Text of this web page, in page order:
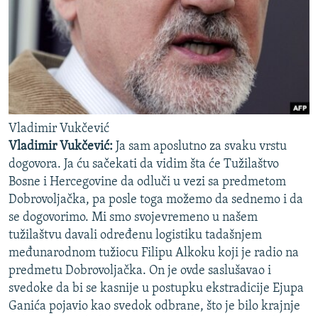
Vladimir Vukčević
Vladimir Vukčević: Ja sam aposlutno za svaku vrstu
dogovora. Ja ću sačekati da vidim šta će Tužilaštvo
Bosne i Hercegovine da odluči u vezi sa predmetom
Dobrovoljačka, pa posle toga možemo da sednemo i da
se dogovorimo. Mi smo svojevremeno u našem
tužilaštvu davali određenu logistiku tadašnjem
međunarodnom tužiocu Filipu Alkoku koji je radio na
predmetu Dobrovoljačka. On je ovde saslušavao i
svedoke da bi se kasnije u postupku ekstradicije Ejupa
Ganića pojavio kao svedok odbrane, što je bilo krajnje